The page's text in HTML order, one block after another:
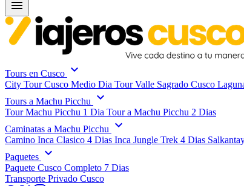
menu
Tours en Cusco expand_more
City Tour Cusco Medio Dia Tour Valle Sagrado Cusco
Tours a Machu Picchu
expand_more
Tour Machu Picchu 1 Dia Tour a Machu Picchu 2 Dias
Caminatas a Machu Picchu
expand_more
Camino Inca Clasico 4 Dias Inca Jungle Trek 4 Dias
Paquetes expand_more
Paquete Cusco Completo 7 Dias
Transporte Privado Cusco